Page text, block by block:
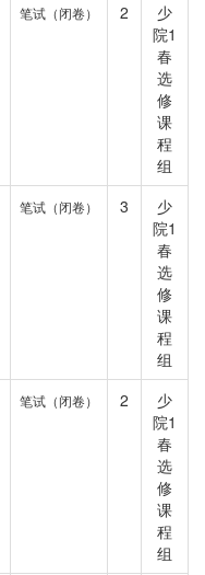
笔试（闭卷） 2
少
院1
春
选
修
课
程
组
笔试（闭卷） 3
少
院1
春
选
修
课
程
组
笔试（闭卷） 2
少
院1
春
选
修
课
程
组